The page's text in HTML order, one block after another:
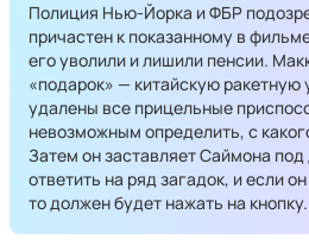
Полиция Нью-Йорка и ФБР
причастен к показанному в
его уволили и лишили пенсии.
«подарок» — китайскую ракетную
удалены все прицельные
невозможным определить, с
Затем он заставляет Саймона
ответить на ряд загадок, и если
то должен будет нажать на кнопку.